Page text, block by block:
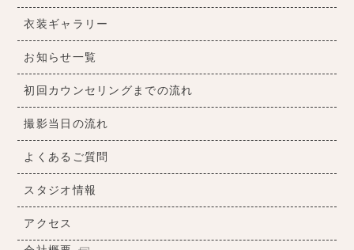
衣装ギャラリー
お知らせ一覧
初回カウンセリングまでの流れ
撮影当日の流れ
よくあるご質問
スタジオ情報
アクセス